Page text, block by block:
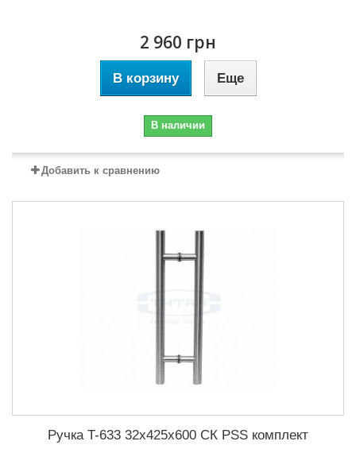
2 960 грн
В корзину Еще
В наличии
Добавить к сравнению
Ручка T-633 32x425x600 СК PSS комплект